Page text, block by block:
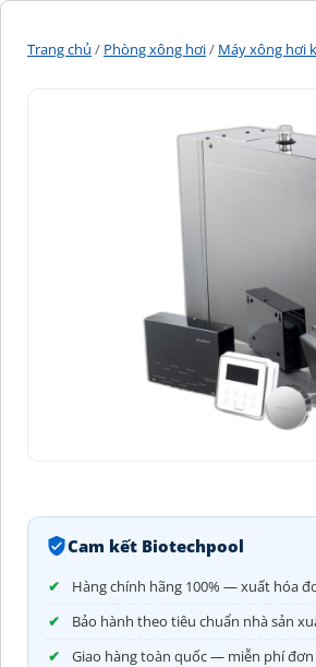
Trang chủ / Phòng xông hơi/ Máy xông hơi
Cam kết Biotechpool
Hàng chính hãng 100% — xuất hóa
Bảo hành theo tiêu chuẩn nhà sản
Giao hàng toàn quốc — miễn phí đơn